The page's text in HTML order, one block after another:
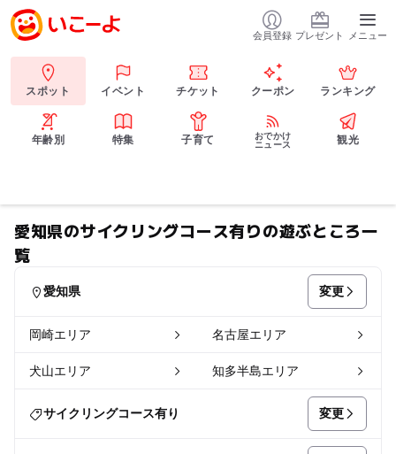
会員登録 プレゼント メニュー
スポット イベント チケット クーポン ランキング
年齢別 特集 子育て
おでかけ
ニュース
観光
愛知県のサイクリングコース有りの遊ぶところ一
覧
愛知県 変更
岡崎エリア 名古屋エリア
犬山エリア 知多半島エリア
サイクリングコース有り 変更